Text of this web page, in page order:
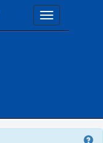
Toggle